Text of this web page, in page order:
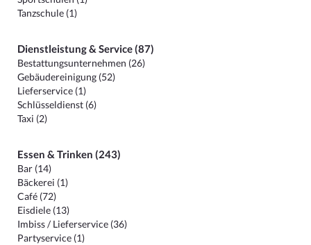
Tanzschule (1)
Dienstleistung & Service (87)
Bestattungsunternehmen (26)
Gebäudereinigung (52)
Lieferservice (1)
Schlüsseldienst (6)
Taxi (2)
Essen & Trinken (243)
Bar (14)
Bäckerei (1)
Café (72)
Eisdiele (13)
Imbiss / Lieferservice (36)
Partyservice (1)